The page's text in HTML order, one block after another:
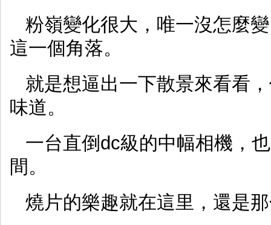
粉嶺變化很大，唯一沒怎麼
這一個角落。
就是想逼出一下散景來看看
味道。
一台直倒dc級的中幅相機，
間。
燒片的樂趣就在這里，還是